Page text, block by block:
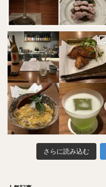
さらに読み込む